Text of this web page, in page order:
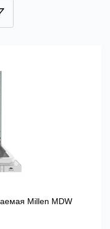
Millen MDW